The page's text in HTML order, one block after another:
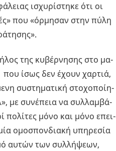
ισχυ­ρί­στη­κε ότι οι
που «όρ­μη­σαν στην πύλη
της κυ­βέρ­νη­σης στο μα­
ίσως δεν έχουν χαρ­τιά,
συ­στη­μα­τι­κή στο­χο­ποί­η­
με συ­νέ­πεια να συλ­λαμ­βά­
πο­λί­τες μόνο και μόνο επει­
ομο­σπον­δια­κή υπη­ρε­σία
αυτών των συλ­λή­ψε­ων,